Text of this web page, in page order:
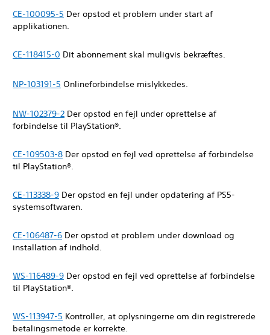
CE-100095-5 Der opstod et problem under start af
applikationen.
CE-118415-0 Dit abonnement skal muligvis bekræftes.
NP-103191-5 Onlineforbindelse mislykkedes.
NW-102379-2 Der opstod en fejl under oprettelse af
forbindelse til PlayStation®.
CE-109503-8 Der opstod en fejl ved oprettelse af forbindelse
til PlayStation®.
CE-113338-9 Der opstod en fejl under opdatering af PS5-
systemsoftwaren.
CE-106487-6 Der opstod et problem under download og
installation af indhold.
WS-116489-9 Der opstod en fejl ved oprettelse af forbindelse
til PlayStation®.
WS-113947-5 Kontroller, at oplysningerne om din registrerede
betalingsmetode er korrekte.